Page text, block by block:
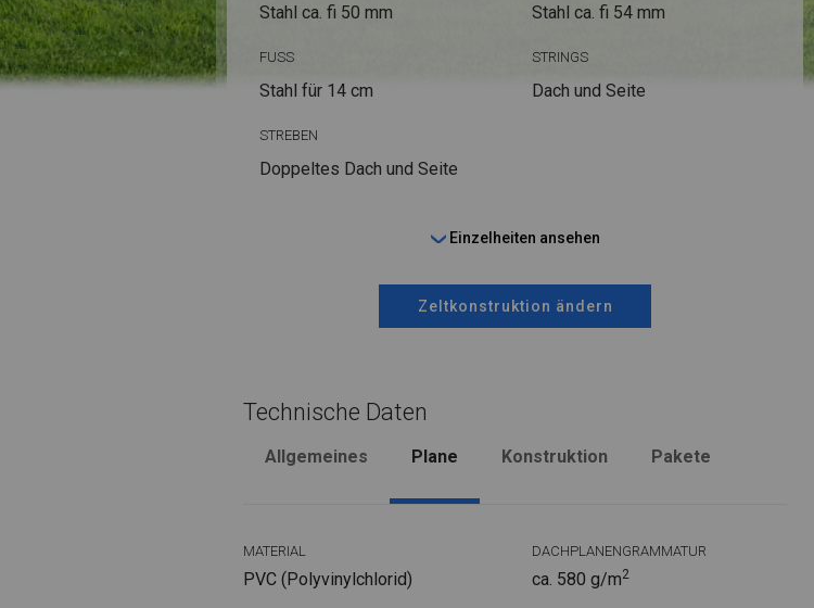
Stahl ca. fi 50 mm Stahl ca. fi 54 mm
FUSS
Stahl für 14 cm
STRINGS
Dach und Seite
STREBEN
Doppeltes Dach und Seite
Einzelheiten ansehen
Zeltkonstruktion ändern
Technische Daten
Allgemeines Plane Konstruktion Pakete
MATERIAL
PVC (Polyvinylchlorid)
DACHPLANENGRAMMATUR
ca. 580 g/m2